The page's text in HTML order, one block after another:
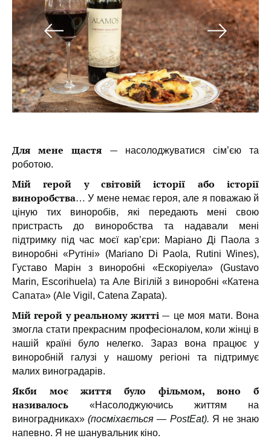
Для мене щастя — насолоджуватися сім’єю та
роботою.
Мій герой у світовій історії або історії
виноробства… У мене немає героя, але я поважаю й
ціную тих виноробів, які передають мені свою
пристрасть до виноробства та надавали мені
підтримку під час моєї кар’єри: Маріано Ді Паола з
виноробні «Рутіні» (Mariano Di Paola, Rutini Wines),
Густаво Марін з виноробні «Ескоріуела» (Gustavo
Marin, Escorihuela) та Але Вігілій з виноробні «Катена
Сапата» (Ale Vigil, Catena Zapata).
Мій герой у реальному житті — це моя мати. Вона
змогла стати прекрасним професіоналом, коли жінці в
нашій країні було нелегко. Зараз вона працює у
виноробній галузі у нашому регіоні та підтримує
малих виноградарів.
Якби моє життя було фільмом, воно б
називалось «Насолоджуючись життям на
виноградниках»(посміхається — PostEat). Я не знаю
напевно. Я не шанувальник кіно.